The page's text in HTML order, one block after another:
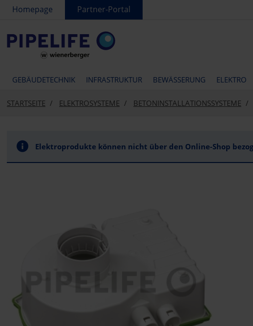
text.skipToContent
text.skipToNavigation
Homepage Partner-Portal
GEBÄUDETECHNIK INFRASTRUKTUR BEWÄSSERUNG ELEKTRO
STARTSEITE ELEKTROSYSTEME BETONINSTALLATIONSSYSTEME
Elektroprodukte können nicht über den Online-Shop